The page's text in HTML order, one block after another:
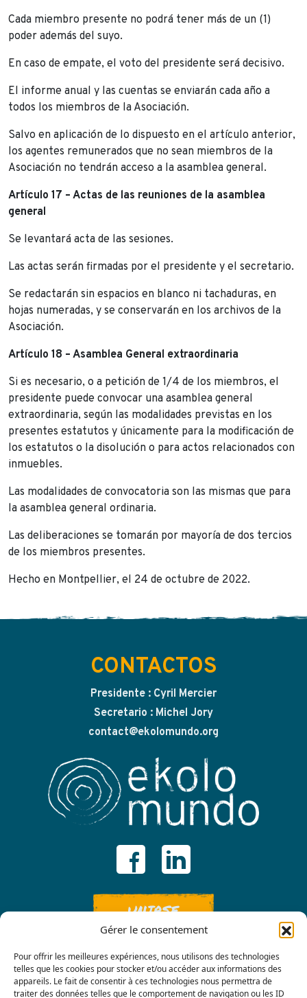
Gérer le consentement
Pour offrir les meilleures expériences, nous utilisons des technologies
telles que les cookies pour stocker et/ou accéder aux informations des
appareils. Le fait de consentir à ces technologies nous permettra de
traiter des données telles que le comportement de navigation ou les ID
Cada miembro presente no podrá tener más de un (1)
poder además del suyo.
En caso de empate, el voto del presidente será decisivo.
El informe anual y las cuentas se enviarán cada año a
todos los miembros de la Asociación.
Salvo en aplicación de lo dispuesto en el artículo anterior,
los agentes remunerados que no sean miembros de la
Asociación no tendrán acceso a la asamblea general.
Artículo 17 – Actas de las reuniones de la asamblea
general
Se levantará acta de las sesiones.
Las actas serán firmadas por el presidente y el secretario.
Se redactarán sin espacios en blanco ni tachaduras, en
hojas numeradas, y se conservarán en los archivos de la
Asociación.
Artículo 18 – Asamblea General extraordinaria
Si es necesario, o a petición de 1/4 de los miembros, el
presidente puede convocar una asamblea general
extraordinaria, según las modalidades previstas en los
presentes estatutos y únicamente para la modificación de
los estatutos o la disolución o para actos relacionados con
inmuebles.
Las modalidades de convocatoria son las mismas que para
la asamblea general ordinaria.
Las deliberaciones se tomarán por mayoría de dos tercios
de los miembros presentes.
Hecho en Montpellier, el 24 de octubre de 2022.
CONTACTOS
Presidente : Cyril Mercier
Secretario : Michel Jory
contact@ekolomundo.org
UNIRSE